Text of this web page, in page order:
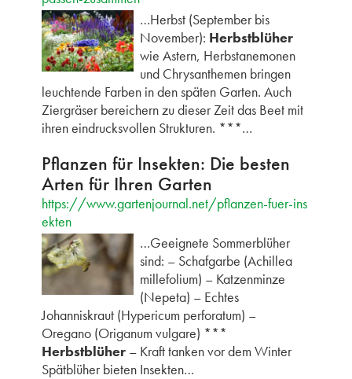
…Herbst (September bis
November): Herbstblüher
wie Astern, Herbstanemonen
und Chrysanthemen bringen
leuchtende Farben in den späten Garten. Auch
Ziergräser bereichern zu dieser Zeit das Beet mit
ihren eindrucksvollen Strukturen. ***…
Pflanzen für Insekten: Die besten
Arten für Ihren Garten
https://www.gartenjournal.net/pflanzen-fuer-ins
ekten
…Geeignete Sommerblüher
sind: – Schafgarbe (Achillea
millefolium) – Katzenminze
(Nepeta) – Echtes
Johanniskraut (Hypericum perforatum) –
Oregano (Origanum vulgare) ***
Herbstblüher– Kraft tanken vor dem Winter
Spätblüher bieten Insekten…